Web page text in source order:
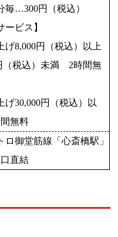
毎…300円（税込）
ービス】
げ8,000円（税込）以上
（税込）未満 2時間無
げ30,000円（税込）以
無料
ロ御堂筋線「心斎橋駅」
直結